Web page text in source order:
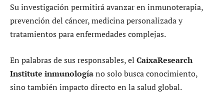
Su investigación permitirá avanzar en inmunoterapia,
prevención del cáncer, medicina personalizada y
tratamientos para enfermedades complejas.
En palabras de sus responsables, el CaixaResearch
Institute inmunologíano solo busca conocimiento,
sino también impacto directo en la salud global.